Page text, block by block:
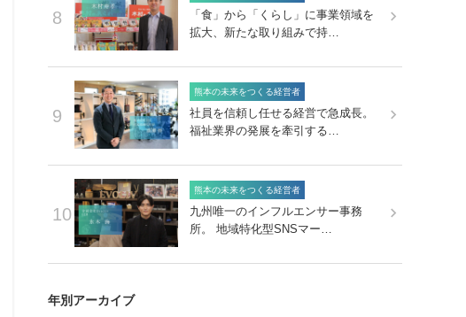
8
「食」から「くらし」に事業領域を
拡大、新たな取り組みで持…
9
熊本の未来をつくる経営者
社員を信頼し任せる経営で急成長。
福祉業界の発展を牽引する…
10
熊本の未来をつくる経営者
九州唯一のインフルエンサー事務
所。 地域特化型SNSマー…
年別アーカイブ